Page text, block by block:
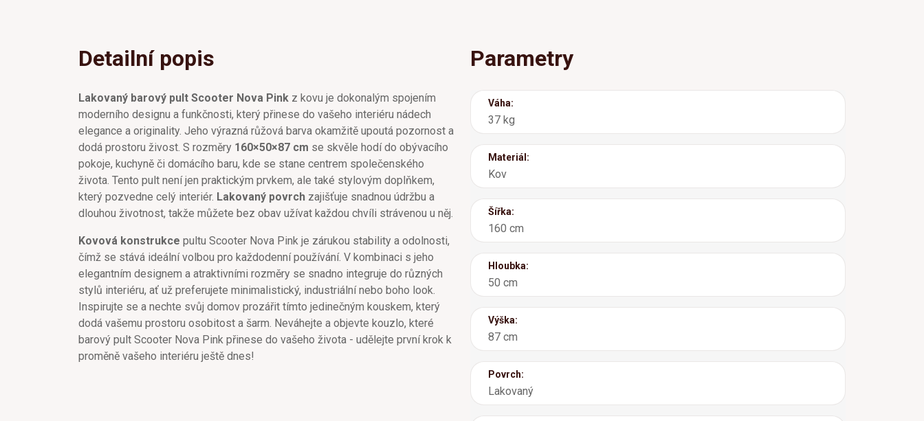
Detailní popis
Lakovaný barový pult Scooter Nova Pink z kovu je dokonalým spojením
moderního designu a funkčnosti, který přinese do vašeho interiéru nádech
elegance a originality. Jeho výrazná růžová barva okamžitě upoutá pozornost a
dodá prostoru živost. S rozměry 160×50×87 cm se skvěle hodí do obývacího
pokoje, kuchyně či domácího baru, kde se stane centrem společenského
života. Tento pult není jen praktickým prvkem, ale také stylovým doplňkem,
který pozvedne celý interiér. Lakovaný povrch zajišťuje snadnou údržbu a
dlouhou životnost, takže můžete bez obav užívat každou chvíli strávenou u něj.
Kovová konstrukce pultu Scooter Nova Pink je zárukou stability a odolnosti,
čímž se stává ideální volbou pro každodenní používání. V kombinaci s jeho
elegantním designem a atraktivními rozměry se snadno integruje do různých
stylů interiéru, ať už preferujete minimalistický, industriální nebo boho look.
Inspirujte se a nechte svůj domov prozářit tímto jedinečným kouskem, který
dodá vašemu prostoru osobitost a šarm. Neváhejte a objevte kouzlo, které
barový pult Scooter Nova Pink přinese do vašeho života - udělejte první krok k
proměně vašeho interiéru ještě dnes!
Parametry
Váha:
37 kg
Materiál:
Kov
Šířka:
160 cm
Hloubka:
50 cm
Výška:
87 cm
Povrch:
Lakovaný